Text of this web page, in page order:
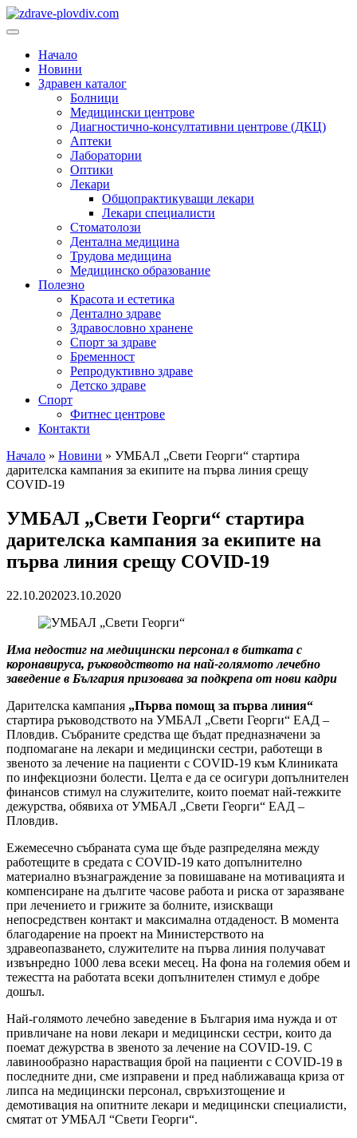
Преминете
към
Основно
Начало
Новини
Здравен каталог
Болници
Медицински центрове
Диагностично-консултативни центрове (ДКЦ)
Аптеки
Лаборатории
Оптики
Лекари
Общопрактикуващи лекари
Лекари специалисти
Стоматолози
Дентална медицина
Трудова медицина
Медицинско образование
Полезно
Красота и естетика
Дентално здраве
Здравословно хранене
Спорт за здраве
Бременност
Репродуктивно здраве
Детско здраве
Спорт
Фитнес центрове
Контакти
Начало » Новини » УМБАЛ „Свети Георги“ стартира
дарителска кампания за екипите на първа линия срещу
COVID-19
УМБАЛ „Свети Георги“ стартира
дарителска кампания за екипите на
първа линия срещу COVID-19
22.10.202023.10.2020
Има недостиг на медицински персонал в битката с
коронавируса, ръководството на най-голямото лечебно
заведение в България призовава за подкрепа от нови кадри
Дарителска кампания „Първа помощ за първа линия“
стартира ръководството на УМБАЛ „Свети Георги“ ЕАД –
Пловдив. Събраните средства ще бъдат предназначени за
подпомагане на лекари и медицински сестри, работещи в
звеното за лечение на пациенти с COVID-19 към Клиниката
по инфекциозни болести. Целта е да се осигури допълнителен
финансов стимул на служителите, които поемат най-тежките
дежурства, обявиха от УМБАЛ „Свети Георги“ ЕАД –
Пловдив.
Ежемесечно събраната сума ще бъде разпределяна между
работещите в средата с COVID-19 като допълнително
материално възнаграждение за повишаване на мотивацията и
компенсиране на дългите часове работа и риска от заразяване
при лечението и грижите за болните, изискващи
непосредствен контакт и максимална отдаденост. В момента
благодарение на проект на Министерството на
здравеопазването, служителите на първа линия получават
извънредно 1000 лева всеки месец. На фона на големия обем и
тежестта на работата всеки допълнителен стимул е добре
дошъл.
Най-голямото лечебно заведение в България има нужда и от
привличане на нови лекари и медицински сестри, които да
поемат дежурства в звеното за лечение на COVID-19. С
лавинообразно нарастващия брой на пациенти с COVID-19 в
последните дни, сме изправени и пред наближаваща криза от
липса на медицински персонал, свръхизтощение и
демотивация на опитните лекари и медицински специалисти,
смятат от УМБАЛ “Свети Георги“.